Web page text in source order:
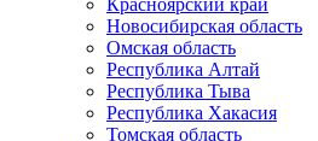
Красноярский край
Новосибирская область
Омская область
Республика Алтай
Республика Тыва
Республика Хакасия
Томская область